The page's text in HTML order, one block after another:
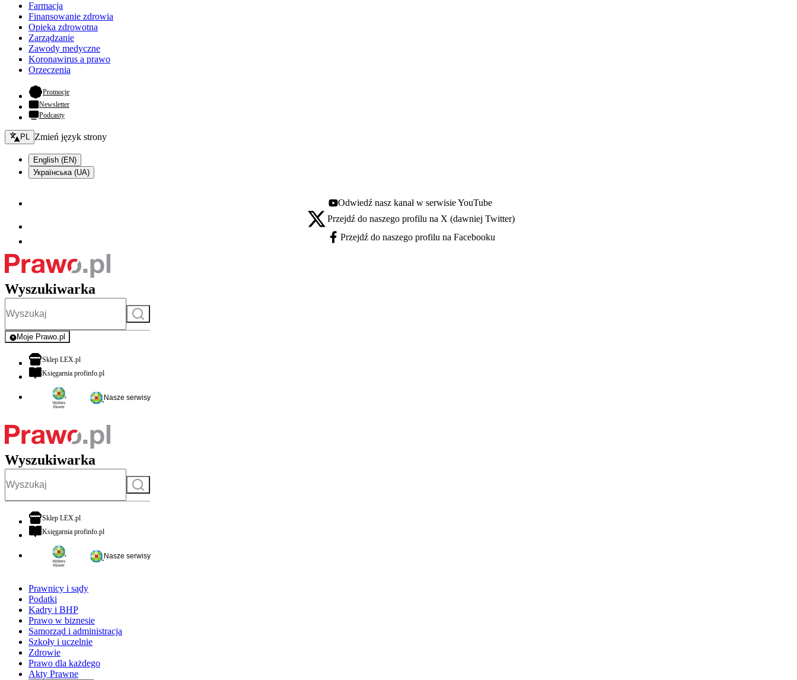
Farmacja
Finansowanie zdrowia
Opieka zdrowotna
Zarządzanie
Zawody medyczne
Koronawirus a prawo
Orzeczenia
Promocje- otwiera się w nowej karcie
Newsletter
Podcasty
Zmień język - bieżący:
PL Zmień język strony
English (EN)
Українська (UA)
Youtube - otwiera się w nowej karcie
Odwiedź nasz kanał w serwisie YouTube
X - otwiera się w nowej karcie
Przejdź do naszego profilu na X (dawniej Twitter)
Facebook - otwiera się w nowej karcie
Przejdź do naszego profilu na Facebooku
Wyszukiwarka
Szukaj
Moje Prawo.pl
- rejestracja i logowanie do serwisu
Sklep LEX.plotwiera się w nowej karcie
Księgarnia profinfo.plotwiera się w nowej karcie
Nasze serwisy
Wyszukiwarka
Szukaj
Sklep LEX.plotwiera się w nowej karcie
Księgarnia profinfo.plotwiera się w nowej karcie
Nasze serwisy
Prawnicy i sądy
Podatki
Kadry i BHP
Prawo w biznesie
Samorząd i administracja
Szkoły i uczelnie
Zdrowie
Prawo dla każdego
Akty Prawne